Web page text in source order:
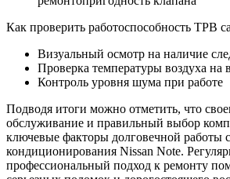
Как проверить работоспособность ТРВ
Визуальный осмотр на наличие
Проверка температуры воздуха на
Контроль уровня шума при работе
Подводя итоги можно отметить, что
обслуживание и правильный выбор
ключевые факторы долговечной работы
кондиционирования Nissan Note.
профессиональный подход к ремонту